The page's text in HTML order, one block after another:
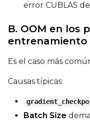
error CUBLAS
B. OOM en los
entrenamiento
Es el caso más
Causas típicas:
Batch Size